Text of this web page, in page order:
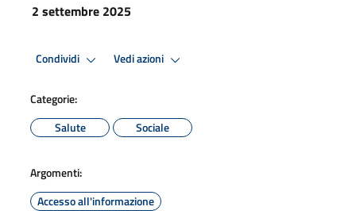
2 settembre 2025
Condividi Vedi azioni
Categorie:
Salute
Sociale
Argomenti:
Accesso all'informazione